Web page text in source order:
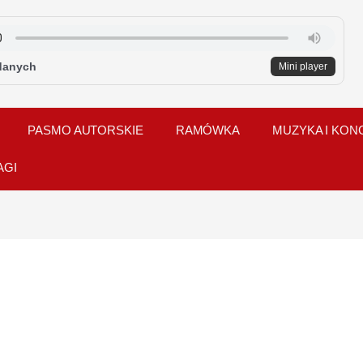
Mini player
PASMO AUTORSKIE RAMÓWKA MUZYKA I